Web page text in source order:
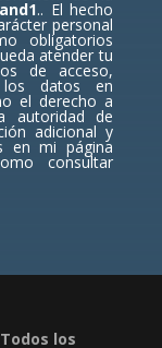
.. El hecho
personal
obligatorios
atender tu
de acceso,
los datos en
el derecho a
autoridad de
adicional y
en mi página
consultar
los